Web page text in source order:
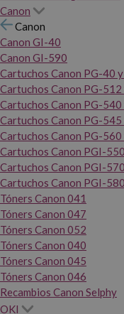
Canon
Canon
Canon GI-40
Canon GI-590
Cartuchos Canon PG-40 y
Cartuchos Canon PG-512
Cartuchos Canon PG-540
Cartuchos Canon PG-545
Cartuchos Canon PG-560
Cartuchos Canon PGI-
Cartuchos Canon PGI-
Cartuchos Canon PGI-
Tóners Canon 041
Tóners Canon 047
Tóners Canon 052
Tóners Canon 040
Tóners Canon 045
Tóners Canon 046
Recambios Canon Selphy
OKI